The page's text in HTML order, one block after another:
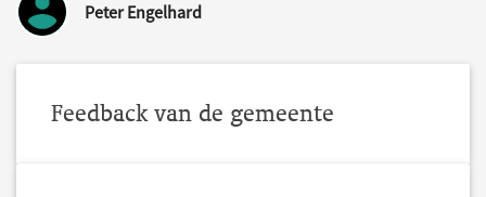
Peter Engelhard
Feedback van de gemeente